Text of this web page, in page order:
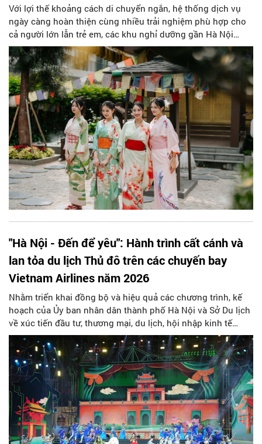
Với lợi thế khoảng cách di chuyển ngắn, hệ thống dịch vụ
ngày càng hoàn thiện cùng nhiều trải nghiệm phù hợp cho
cả người lớn lẫn trẻ em, các khu nghỉ dưỡng gần Hà Nội
đang trở thành lựa chọn hàng đầu của nhiều gia đình trong
mùa du lịch năm nay. Lynntimes Thanh Thủy là một trong
những điểm đến như thế.
"Hà Nội - Đến để yêu": Hành trình cất cánh và
lan tỏa du lịch Thủ đô trên các chuyến bay
Vietnam Airlines năm 2026
Nhằm triển khai đồng bộ và hiệu quả các chương trình, kế
hoạch của Ủy ban nhân dân thành phố Hà Nội và Sở Du lịch
về xúc tiến đầu tư, thương mại, du lịch, hội nhập kinh tế
quốc tế, tuyên truyền nhiệm vụ chính trị và tổ chức hoạt
động thông tin đối ngoại trong năm 2026, Sở Du lịch Hà Nội
xây dựng Kế hoạch quảng bá điểm đến du lịch Thủ đô trên
các chuyến bay của Tổng công ty Hàng không Việt Nam
(Vietnam Airlines).